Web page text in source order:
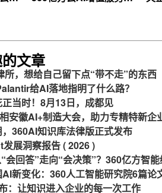
文章
，想给自己留下点“带不走”的东西
给AI落地指明了什么路？
当时！8月13日，成都见
安徽AI+制造大会，助力专精特新企
360AI知识库法律版正式发布
展洞察报告 ( 2026 )
回答”走向“会决策”？360亿方智
新变化：360人工智能研究院6篇
：让知识进入企业的每一次工作